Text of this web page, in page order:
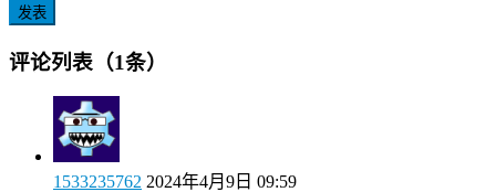
发表
评论列表（1条）
1533235762 2024年4月9日 09:59